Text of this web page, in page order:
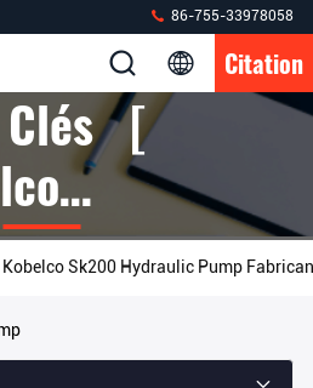
86-755-33978058
Citation
Clés [
]
Kobelco Sk200 Hydraulic Pump